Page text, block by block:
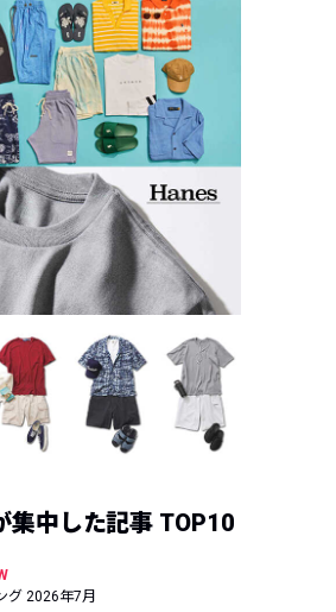
集中した記事 TOP10
グ 2026年7月